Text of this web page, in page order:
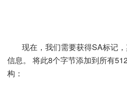
现在，我们需要获得SA标记
信息。 将此8个字节添加到所有
构：